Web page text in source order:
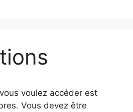
voulez accéder est
Vous devez être